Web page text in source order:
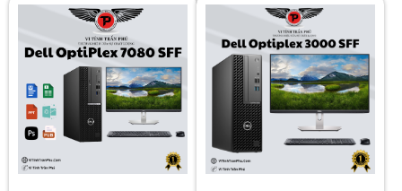
Optical: N/A Các tính năng
kèm theo: HDMI, NVME, SATA
III, USB 3.1, DisplayPort Cân
nặng: 1.33 Kg Adapter 65W –
11 License